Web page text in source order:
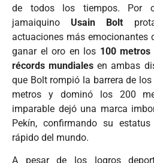
de todos los tiempos. Por
jamaiquino Usain Bolt
actuaciones más emocionantes
ganar el oro en los 100 metros
récords mundiales en ambas
que Bolt rompió la barrera de
metros y dominó los 200
imparable dejó una marca
Pekín, confirmando su
rápido del mundo.
A pesar de los logros